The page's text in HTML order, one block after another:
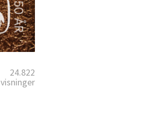
24.822
visninger